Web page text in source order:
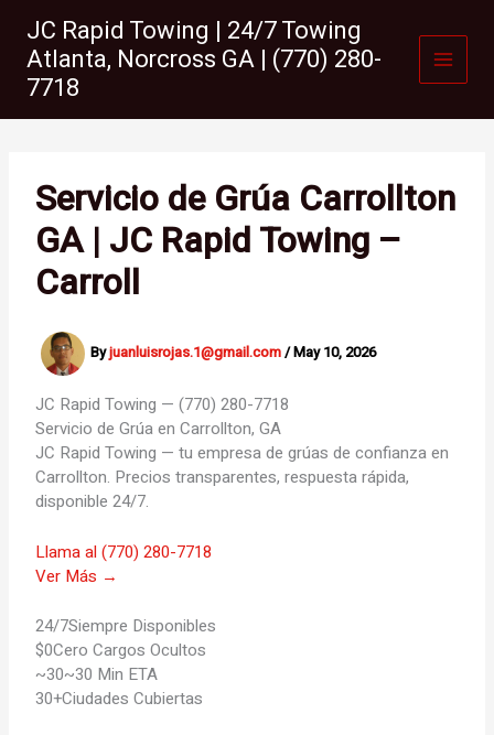
content
JC Rapid Towing | 24/7 Towing
Atlanta, Norcross GA | (770) 280-
7718
Servicio de Grúa Carrollton
GA | JC Rapid Towing –
Carroll
Byjuanluisrojas.1@gmail.com/May 10, 2026
JC Rapid Towing — (770) 280-7718
Servicio de Grúa enCarrollton, GA
JC Rapid Towing — tu empresa de grúas de confianza en
Carrollton. Precios transparentes, respuesta rápida,
disponible 24/7.
Llama al (770) 280-7718
Ver Más →
24/7Siempre Disponibles
$0Cero Cargos Ocultos
~30~30 Min ETA
30+Ciudades Cubiertas